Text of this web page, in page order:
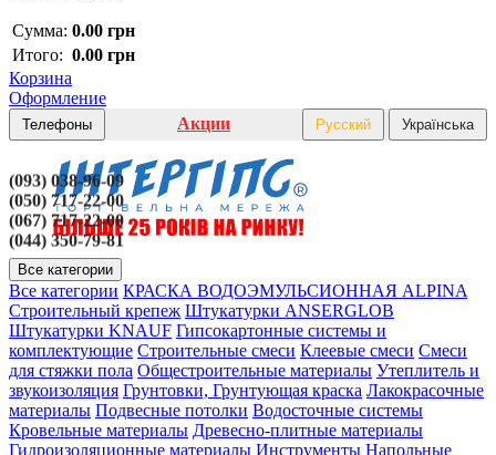
Сумма: 0.00 грн
Итого: 0.00 грн
Корзина
Оформление
Телефоны
(093) 038-96-09
(050) 717-22-00
(067) 717-22-00
(044) 350-79-81
Акции Русский Українська
Все категории
Все категории КРАСКА ВОДОЭМУЛЬСИОННАЯ ALPINA
Строительный крепеж Штукатурки ANSERGLOB
Штукатурки KNAUF Гипсокартонные системы и
комплектующие Строительные смеси Клеевые смеси Смеси
для стяжки пола Общестроительные материалы Утеплитель и
звукоизоляция Грунтовки, Грунтующая краска Лакокрасочные
материалы Подвесные потолки Водосточные системы
Кровельные материалы Древесно-плитные материалы
Гидроизоляционные материалы Инструменты Напольные